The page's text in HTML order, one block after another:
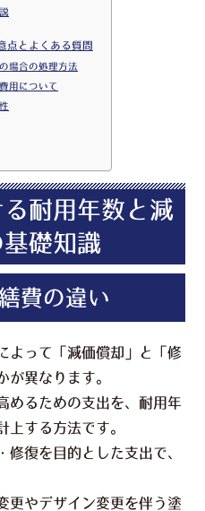
点とよくある質問
場合の処理方法
用について
耐用年数と減
礎知識
費の違い
よって「減価償却」と「修
が異なります。
めるための支出を、耐用年
上する方法です。
修復を目的とした支出で、
更やデザイン変更を伴う塗